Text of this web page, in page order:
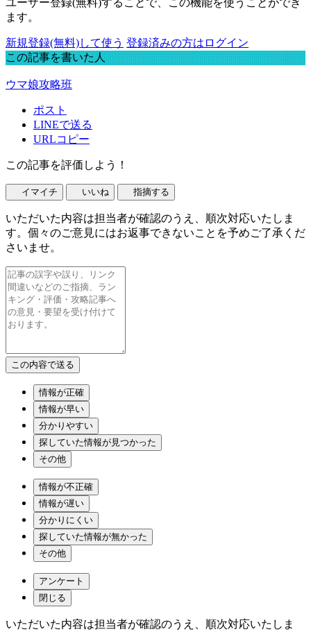
ユーザー登録(無料)することで、この機能を使うことができ
ます。
新規登録(無料)して使う 登録済みの方はログイン
この記事を書いた人
ウマ娘攻略班
ポスト
LINEで送る
URLコピー
この記事を評価しよう！
イマイチ いいね 指摘する
いただいた内容は担当者が確認のうえ、順次対応いたしま
す。個々のご意見にはお返事できないことを予めご了承くだ
さいませ。
情報が正確
情報が早い
分かりやすい
探していた情報が見つかった
その他
情報が不正確
情報が遅い
分かりにくい
探していた情報が無かった
その他
アンケート
閉じる
いただいた内容は担当者が確認のうえ、順次対応いたしま